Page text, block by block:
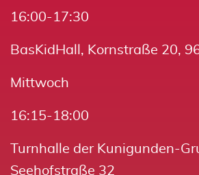
16:00-17:30
BasKidHall, Kornstraße 20,
Mittwoch
16:15-18:00
Turnhalle der Kunigunden-
Seehofstraße 32